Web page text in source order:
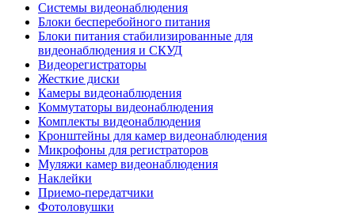
Системы видеонаблюдения
Блоки бесперебойного питания
Блоки питания стабилизированные для
видеонаблюдения и СКУД
Видеорегистраторы
Жесткие диски
Камеры видеонаблюдения
Коммутаторы видеонаблюдения
Комплекты видеонаблюдения
Кронштейны для камер видеонаблюдения
Микрофоны для регистраторов
Муляжи камер видеонаблюдения
Наклейки
Приемо-передатчики
Фотоловушки